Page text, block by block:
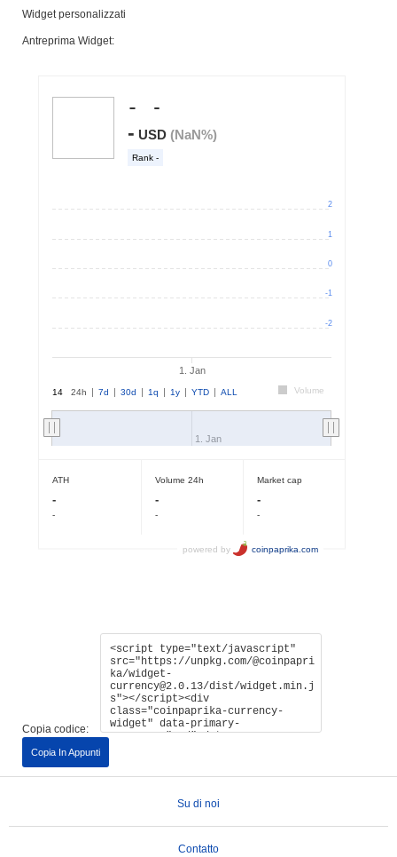
Widget personalizzati
Antreprima Widget:
Copia codice:
Copia In Appunti
Su di noi
Contatto